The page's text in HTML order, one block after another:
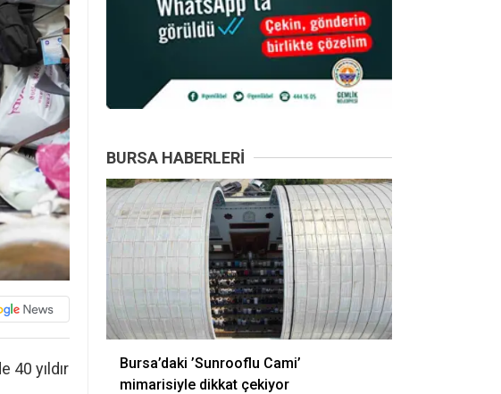
40 yıldır
BURSA HABERLERI
Bursa’daki ’Sunrooflu Cami’
mimarisiyle dikkat çekiyor